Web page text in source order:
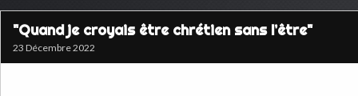
"Quand je croyais être chrétien sans l’être"
23 Décembre 2022